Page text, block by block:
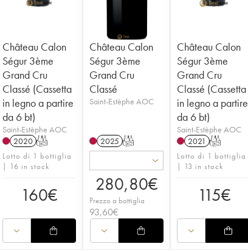
Château Calon
Ségur 3ème
Grand Cru
Classé (Cassetta
in legno a partire
da 6 bt)
Saint-Estèphe AOC
2020 T
Lotto di 1 bottiglia
| 16 in stock
160€
Château Calon
Ségur 3ème
Grand Cru
Classé
Saint-Estèphe AOC
2025 T
280,80€
Prezzo a bottiglia
93,60€
Château Calon
Ségur 3ème
Grand Cru
Classé (Cassetta
in legno a partire
da 6 bt)
Saint-Estèphe AOC
2021 T
Lotto di 1 bottiglia
| 13 in stock
115€